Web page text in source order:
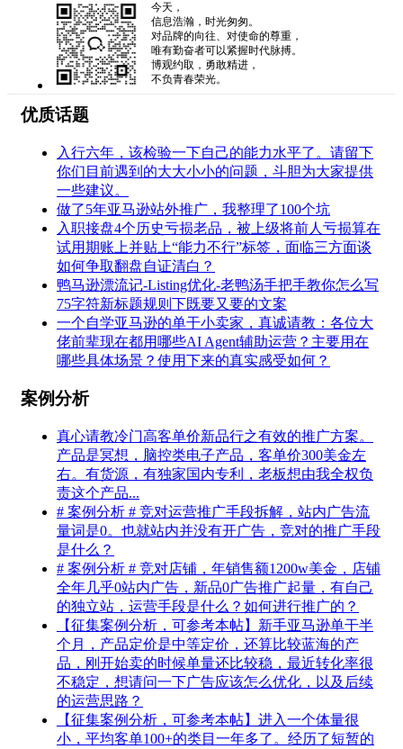
今天，
信息浩瀚，时光匆匆。
对品牌的向往、对使命的尊重，
唯有勤奋者可以紧握时代脉搏。
博观约取，勇敢精进，
不负青春荣光。
优质话题
入行六年，该检验一下自己的能力水平了。请留下
你们目前遇到的大大小小的问题，斗胆为大家提供
一些建议。
做了5年亚马逊站外推广，我整理了100个坑
入职接盘4个历史亏损老品，被上级将前人亏损算在
试用期账上并贴上“能力不行”标签，面临三方面谈
如何争取翻盘自证清白？
鸭马逊漂流记-Listing优化-老鸭汤手把手教你怎么写
75字符新标题规则下既要又要的文案
一个自学亚马逊的单干小卖家，真诚请教：各位大
佬前辈现在都用哪些AI Agent辅助运营？主要用在
哪些具体场景？使用下来的真实感受如何？
案例分析
真心请教冷门高客单价新品行之有效的推广方案。
产品是冥想，脑控类电子产品，客单价300美金左
右。有货源，有独家国内专利，老板想由我全权负
责这个产品...
# 案例分析 # 竞对运营推广手段拆解，站内广告流
量词是0。也就站内并没有开广告，竞对的推广手段
是什么？
# 案例分析 # 竞对店铺，年销售额1200w美金，店铺
全年几乎0站内广告，新品0广告推广起量，有自己
的独立站，运营手段是什么？如何进行推广的？
【征集案例分析，可参考本帖】新手亚马逊单干半
个月，产品定价是中等定价，还算比较蓝海的产
品，刚开始卖的时候单量还比较稳，最近转化率很
不稳定，想请问一下广告应该怎么优化，以及后续
的运营思路？
【征集案例分析，可参考本帖】进入一个体量很
小，平均客单100+的类目一年多了。经历了短暂的